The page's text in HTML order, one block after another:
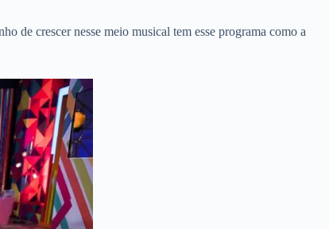
de crescer nesse meio musical tem esse programa como a